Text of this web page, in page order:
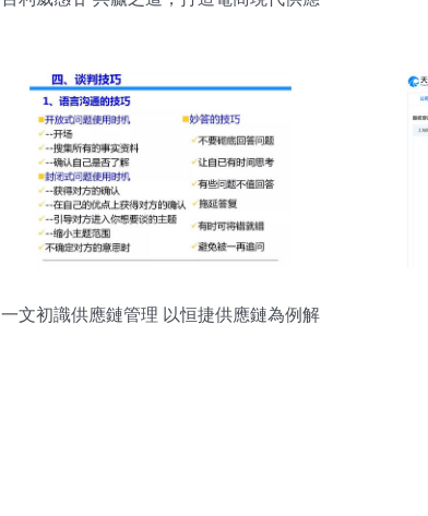
一文初識供應鏈管理 以恒捷供應鏈為例解